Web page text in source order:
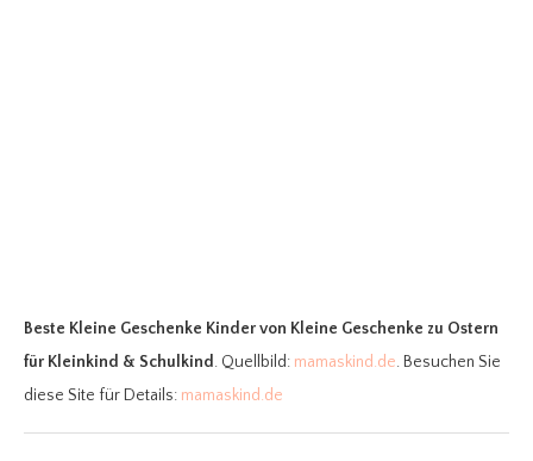
Beste Kleine Geschenke Kindervon Kleine Geschenke zu Ostern
für Kleinkind & Schulkind. Quellbild: mamaskind.de. Besuchen Sie
diese Site für Details: mamaskind.de